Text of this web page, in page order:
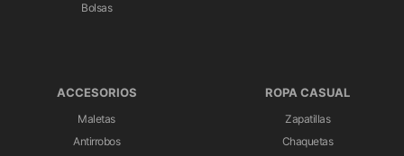
Bolsas
ACCESORIOS
Maletas
Antirrobos
ROPA CASUAL
Zapatillas
Chaquetas